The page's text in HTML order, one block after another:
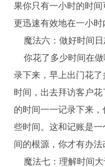
果你只有一小时的时
更迅速有效地在一小时
魔法六：做好时间日
你花了多少时间在做
录下来，早上出门花
时间，出去拜访客户
的时间一一记录下来
些时间。这和记账是
间的根源，你才有办法
魔法七：理解时间大